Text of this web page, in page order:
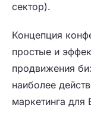
сектор).
Концепция
простые и
продвижения
наиболее
маркетинга для